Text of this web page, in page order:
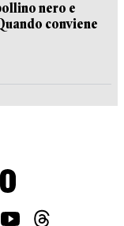
nero e
conviene